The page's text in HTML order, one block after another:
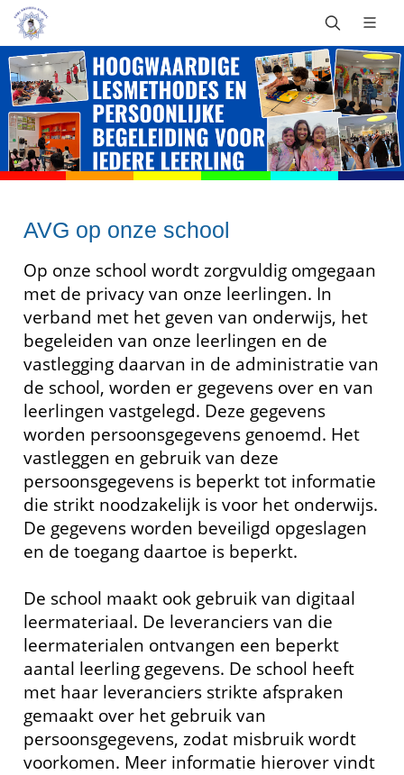
AVG op onze school
Op onze school wordt zorgvuldig omgegaan
met de privacy van onze leerlingen. In
verband met het geven van onderwijs, het
begeleiden van onze leerlingen en de
vastlegging daarvan in de administratie van
de school, worden er gegevens over en van
leerlingen vastgelegd. Deze gegevens
worden persoonsgegevens genoemd. Het
vastleggen en gebruik van deze
persoonsgegevens is beperkt tot informatie
die strikt noodzakelijk is voor het onderwijs.
De gegevens worden beveiligd opgeslagen
en de toegang daartoe is beperkt.
De school maakt ook gebruik van digitaal
leermateriaal. De leveranciers van die
leermaterialen ontvangen een beperkt
aantal leerling gegevens. De school heeft
met haar leveranciers strikte afspraken
gemaakt over het gebruik van
persoonsgegevens, zodat misbruik wordt
voorkomen. Meer informatie hierover vindt